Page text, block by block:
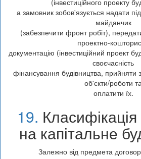
а замовник зобов'язується надати
майданчик
(забезпечити фронт робіт),
проектно-
документацію (інвестиційний проект
своєчасність
фінансування будівництва, прийняти
об'єкти/роботи та
оплатити їх.
19.
на капітальне
Залежно від предмета